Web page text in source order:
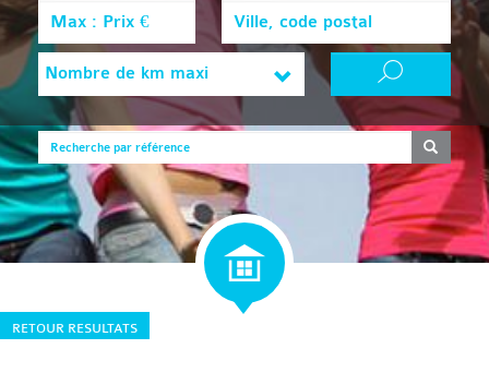
Nombre de km maxi
RETOUR RESULTATS